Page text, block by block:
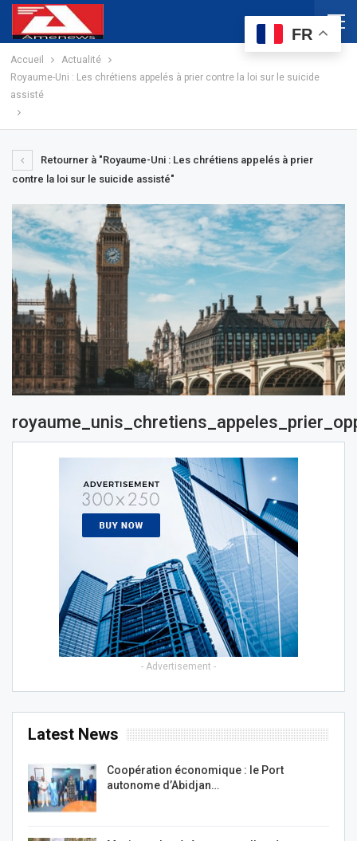
Accueil
Actualité
Royaume-Uni : Les chrétiens appelés à prier contre la loi sur le suicide
assisté
Retourner à "Royaume-Uni : Les chrétiens appelés à prier
contre la loi sur le suicide assisté"
- Advertisement -
Latest News
Coopération économique : le Port
autonome d’Abidjan…
FR